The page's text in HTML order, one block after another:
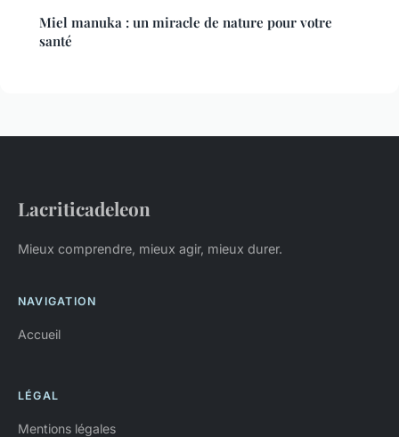
Miel manuka : un miracle de nature pour votre
santé
Lacriticadeleon
Mieux comprendre, mieux agir, mieux durer.
NAVIGATION
Accueil
LÉGAL
Mentions légales